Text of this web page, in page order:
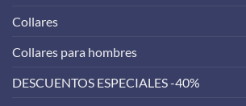
Collares
Collares para hombres
DESCUENTOS ESPECIALES -40%